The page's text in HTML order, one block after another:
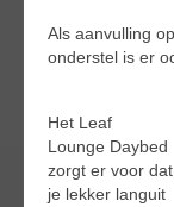
Als aanvulling
onderstel is er
Het Leaf
Lounge Daybed
zorgt er voor dat
je lekker languit